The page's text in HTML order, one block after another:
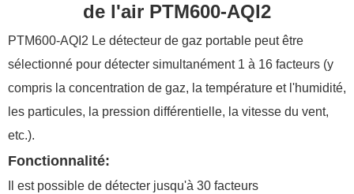
de l'air PTM600-AQI2
PTM600-AQI2 Le détecteur de gaz portable peut être
sélectionné pour détecter simultanément 1 à 16 facteurs (y
compris la concentration de gaz, la température et l'humidité,
les particules, la pression différentielle, la vitesse du vent,
etc.).
Fonctionnalité:
Il est possible de détecter jusqu'à 30 facteurs